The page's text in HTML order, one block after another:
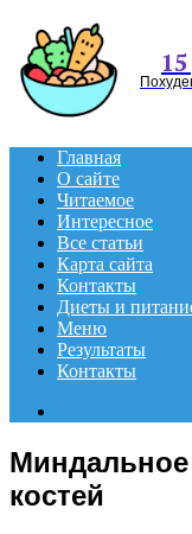
Главная
О сайте
Читаемое
Интересное
Все статьи
Карта сайта
Контакты
Диеты и
Меню
Результаты
Контакты
костей